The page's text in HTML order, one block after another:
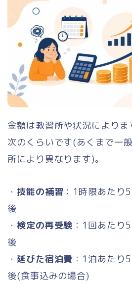
金額は教習所や状況により
次のくらいです(あくまで一
所により異なります)。
・ 技能の補習 ：1時限あた
後
・ 検定の再受験 ：1回あた
後
・ 延びた宿泊費 ：1泊あた
後(食事込みの場合)